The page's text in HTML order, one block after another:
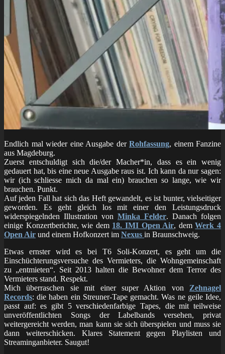
Endlich mal wieder eine Ausgabe der Rohfassung, einem Fanzine
aus Magdeburg.
Zuerst entschuldigt sich die/der Macher*in, dass es ein wenig
gedauert hat, bis eine neue Ausgabe raus ist. Ich kann da nur sagen:
wir (ich schliesse mich da mal ein) brauchen so lange, wie wir
brauchen. Punkt.
Auf jeden Fall hat sich das Heft gewandelt, es ist bunter, vielseitiger
geworden. Es geht gleich los mit einer den Leistungsdruck
widerspiegelnden Illustration von Minka Felder. Danach folgen
einige Konzertberichte, wie dem 18. IMI Open Air, demWerk 4
Open Air und einem Hofkonzert im Nexus in Braunschweig.
Etwas ernster wird es bei T6 Soli-Konzert, es geht um die
Einschüchterungsversuche des Vermieters, die Wohngemeinschaft
zu „entmieten“. Seit 2013 halten die Bewohner dem Terror des
Vermieters stand. Respekt.
Mich überraschen sie mit einer super Aktion von Zehnagel
Records: die haben ein Streuner-Tape gemacht. Was ne geile Idee,
passt auf: es gibt 5 verschiedenfarbige Tapes, die mit teilweise
unveröffentlichten Songs der Labelbands versehen, privat
weitergereicht werden, man kann sie sich überspielen und muss sie
dann weiterschicken. Klares Statement gegen Playlisten und
Streaminganbieter. Saugut!